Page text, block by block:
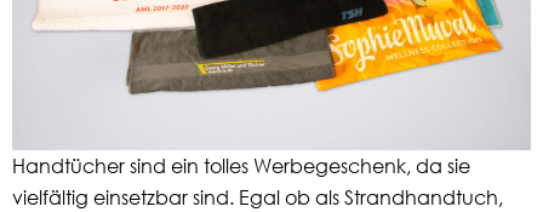
Handtücher sind ein tolles Werbegeschenk, da sie
vielfältig einsetzbar sind. Egal ob als Strandhandtuch,